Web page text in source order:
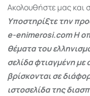
Ακολουθήστε μας και
Υποστηρίξτε την
e-enimerosi.com Η
θέματα του
σελίδα φτιαγμένη
βρίσκονται σε
ιστοσελίδα της